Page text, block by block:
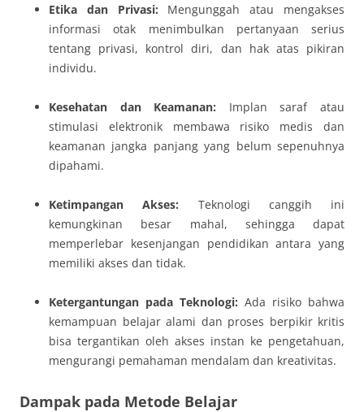
Etika dan Privasi: Mengunggah atau mengakses
informasi otak menimbulkan pertanyaan serius
tentang privasi, kontrol diri, dan hak atas pikiran
individu.
Kesehatan dan Keamanan: Implan saraf atau
stimulasi elektronik membawa risiko medis dan
keamanan jangka panjang yang belum sepenuhnya
dipahami.
Ketimpangan Akses: Teknologi canggih ini
kemungkinan besar mahal, sehingga dapat
memperlebar kesenjangan pendidikan antara yang
memiliki akses dan tidak.
Ketergantungan pada Teknologi: Ada risiko bahwa
kemampuan belajar alami dan proses berpikir kritis
bisa tergantikan oleh akses instan ke pengetahuan,
mengurangi pemahaman mendalam dan kreativitas.
Dampak pada Metode Belajar